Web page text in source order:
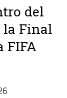
del
la Final
FIFA